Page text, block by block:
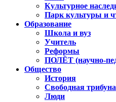
Культурное
Парк культуры и
Образование
Школа и вуз
Учитель
Реформы
ПОЛЁТ (научно-
Общество
История
Свободная трибуна
Люди